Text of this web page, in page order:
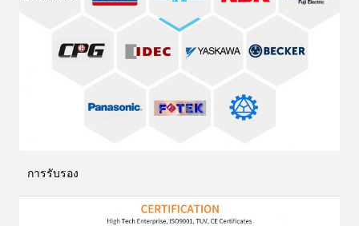
การรับรอง